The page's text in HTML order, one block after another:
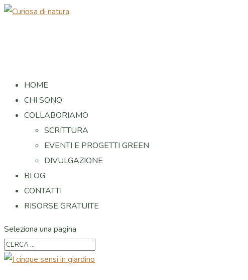
HOME
CHI SONO
COLLABORIAMO
SCRITTURA
EVENTI E PROGETTI GREEN
DIVULGAZIONE
BLOG
CONTATTI
RISORSE GRATUITE
Seleziona una pagina